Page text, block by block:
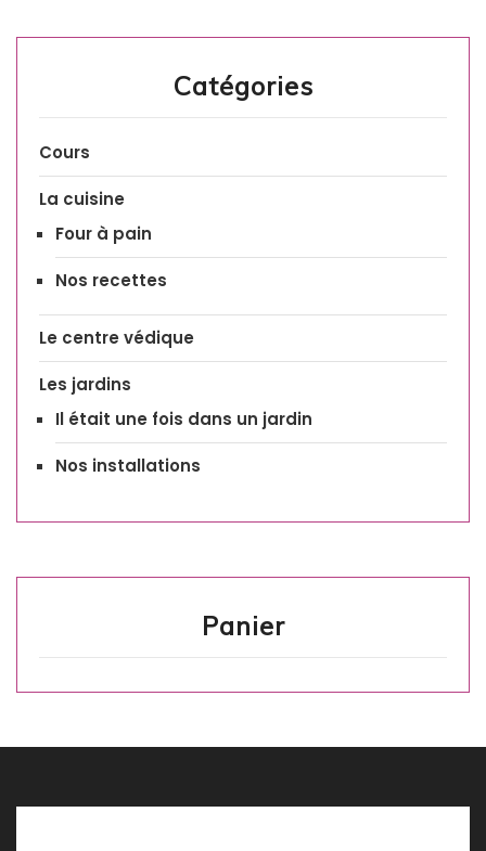
Catégories
Cours
La cuisine
Four à pain
Nos recettes
Le centre védique
Les jardins
Il était une fois dans un jardin
Nos installations
Panier